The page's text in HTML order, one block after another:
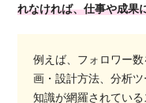
れなければ、仕事や成果
例えば、フォロワー
画・設計方法、分析
知識が網羅されてい